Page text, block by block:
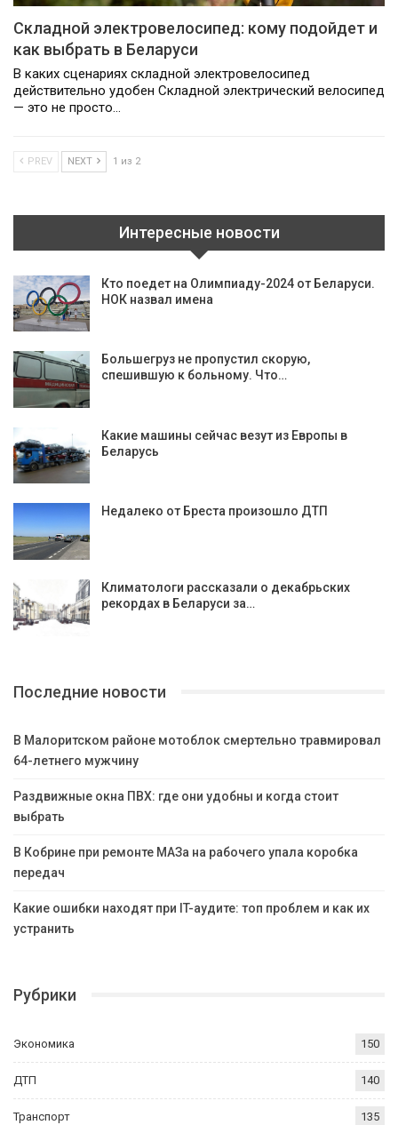
Складной электровелосипед: кому подойдет и
как выбрать в Беларуси
В каких сценариях складной электровелосипед
действительно удобен Складной электрический велосипед
— это не просто…
PREV NEXT 1 из 2
Интересные новости
Кто поедет на Олимпиаду-2024 от Беларуси.
НОК назвал имена
Большегруз не пропустил скорую,
спешившую к больному. Что…
Какие машины сейчас везут из Европы в
Беларусь
Недалеко от Бреста произошло ДТП
Климатологи рассказали о декабрьских
рекордах в Беларуси за…
Последние новости
В Малоритском районе мотоблок смертельно травмировал
64-летнего мужчину
Раздвижные окна ПВХ: где они удобны и когда стоит
выбрать
В Кобрине при ремонте МАЗа на рабочего упала коробка
передач
Какие ошибки находят при IT-аудите: топ проблем и как их
устранить
Рубрики
Экономика 150
ДТП 140
Транспорт 135